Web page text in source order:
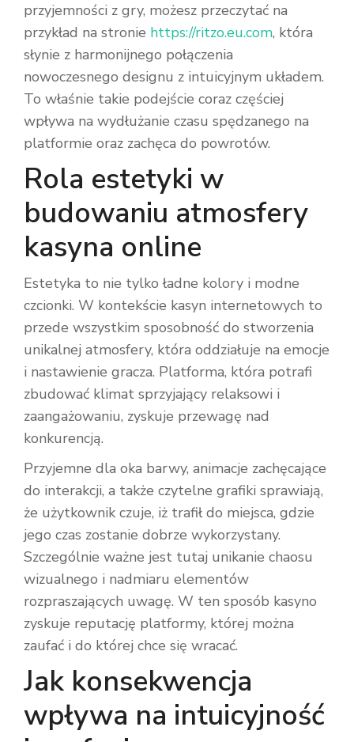
przyjemności z gry, możesz przeczytać na
przykład na stronie https://ritzo.eu.com, która
słynie z harmonijnego połączenia
nowoczesnego designu z intuicyjnym układem.
To właśnie takie podejście coraz częściej
wpływa na wydłużanie czasu spędzanego na
platformie oraz zachęca do powrotów.
Rola estetyki w
budowaniu atmosfery
kasyna online
Estetyka to nie tylko ładne kolory i modne
czcionki. W kontekście kasyn internetowych to
przede wszystkim sposobność do stworzenia
unikalnej atmosfery, która oddziałuje na emocje
i nastawienie gracza. Platforma, która potrafi
zbudować klimat sprzyjający relaksowi i
zaangażowaniu, zyskuje przewagę nad
konkurencją.
Przyjemne dla oka barwy, animacje zachęcające
do interakcji, a także czytelne grafiki sprawiają,
że użytkownik czuje, iż trafił do miejsca, gdzie
jego czas zostanie dobrze wykorzystany.
Szczególnie ważne jest tutaj unikanie chaosu
wizualnego i nadmiaru elementów
rozpraszających uwagę. W ten sposób kasyno
zyskuje reputację platformy, której można
zaufać i do której chce się wracać.
Jak konsekwencja
wpływa na intuicyjność